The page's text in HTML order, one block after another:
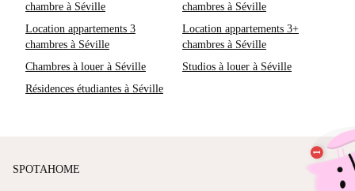
chambre à Séville
chambres à Séville
Location appartements 3
chambres à Séville
Location appartements 3+
chambres à Séville
Chambres à louer à Séville
Studios à louer à Séville
Résidences étudiantes à Séville
SPOTAHOME